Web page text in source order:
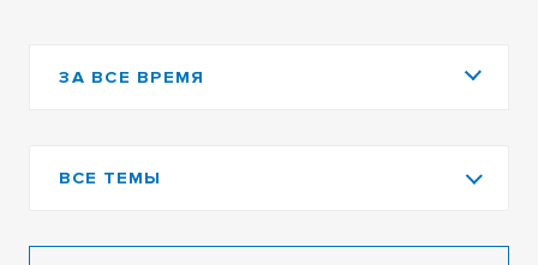
ЗА ВСЕ ВРЕМЯ
ВСЕ ТЕМЫ